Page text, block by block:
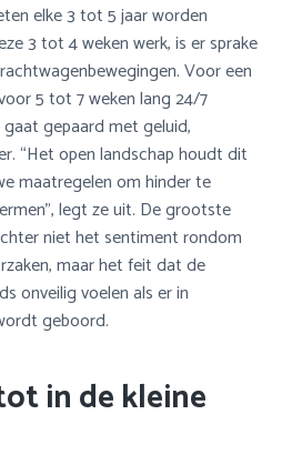
elke 3 tot 5 jaar worden
3 tot 4 weken werk, is er sprake
Voor een
5 tot 7 weken lang 24/7
gepaard met geluid,
“Het open landschap houdt dit
maatregelen om hinder te
legt ze uit. De grootste
niet het sentiment rondom
maar het feit dat de
onveilig voelen als er in
geboord.
in de kleine